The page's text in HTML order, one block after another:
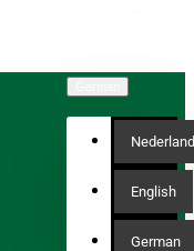
English
German